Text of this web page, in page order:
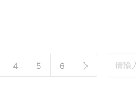
4 5 6